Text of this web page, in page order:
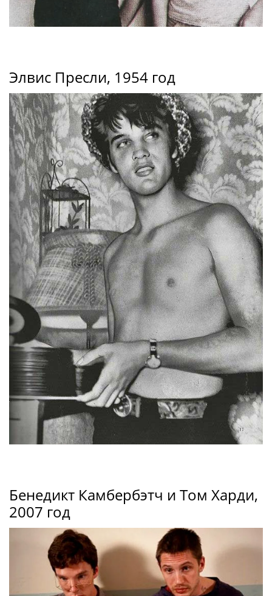
Элвис Пресли, 1954 год
Бенедикт Камбербэтч и Том Харди,
2007 год